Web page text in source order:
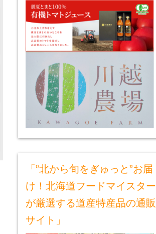
「”北から旬をぎゅっと”お届
け！北海道フードマイスター
が厳選する道産特産品の通販
サイト」